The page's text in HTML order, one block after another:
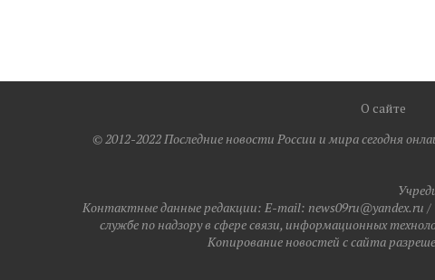
О сайте
© 2012-2022 Последние новости России и мира сегодня
Контактные данные редакции: E-mail: news09ru@yandex.ru /
службе по надзору в сфере связи, информационных
Копирование новостей с сайта